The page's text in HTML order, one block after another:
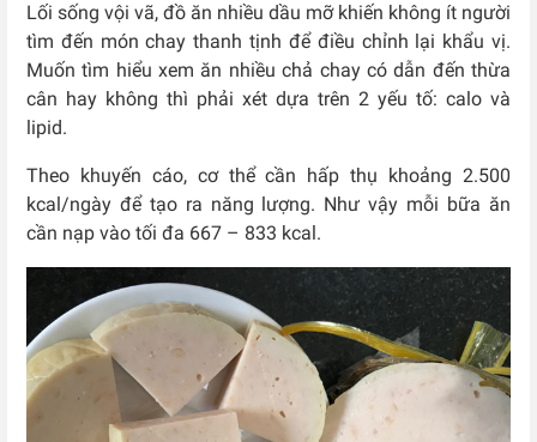
Lối sống vội vã, đồ ăn nhiều dầu mỡ khiến không ít người
tìm đến món chay thanh tịnh để điều chỉnh lại khẩu vị.
Muốn tìm hiểu xem ăn nhiều chả chay có dẫn đến thừa
cân hay không thì phải xét dựa trên 2 yếu tố: calo và
lipid.
Theo khuyến cáo, cơ thể cần hấp thụ khoảng 2.500
kcal/ngày để tạo ra năng lượng. Như vậy mỗi bữa ăn
cần nạp vào tối đa 667 – 833 kcal.